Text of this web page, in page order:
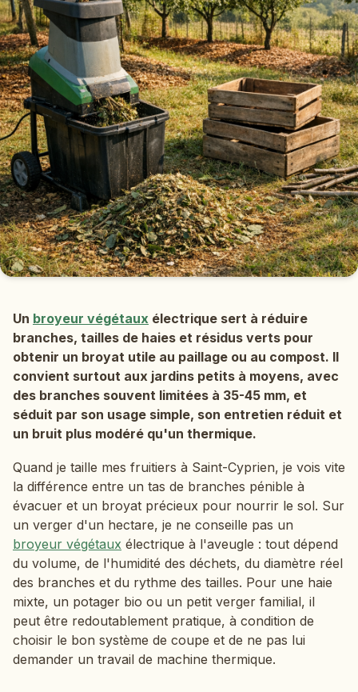
Un broyeur végétaux électrique sert à réduire
branches, tailles de haies et résidus verts pour
obtenir un broyat utile au paillage ou au compost. Il
convient surtout aux jardins petits à moyens, avec
des branches souvent limitées à 35-45 mm, et
séduit par son usage simple, son entretien réduit et
un bruit plus modéré qu'un thermique.
Quand je taille mes fruitiers à Saint-Cyprien, je vois vite
la différence entre un tas de branches pénible à
évacuer et un broyat précieux pour nourrir le sol. Sur
un verger d'un hectare, je ne conseille pas un
broyeur végétaux électrique à l'aveugle : tout dépend
du volume, de l'humidité des déchets, du diamètre réel
des branches et du rythme des tailles. Pour une haie
mixte, un potager bio ou un petit verger familial, il
peut être redoutablement pratique, à condition de
choisir le bon système de coupe et de ne pas lui
demander un travail de machine thermique.